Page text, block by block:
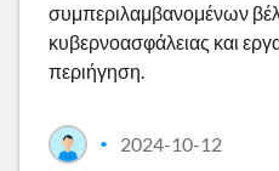
συμπεριλαμβανομένων
κυβερνοασφάλειας και
περιήγηση.
• 2024-10-12